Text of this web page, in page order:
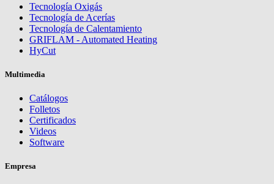
Tecnología Oxigás
Tecnología de Acerías
Tecnología de Calentamiento
GRIFLAM - Automated Heating
HyCut
Multimedia
Catálogos
Folletos
Certificados
Videos
Software
Empresa